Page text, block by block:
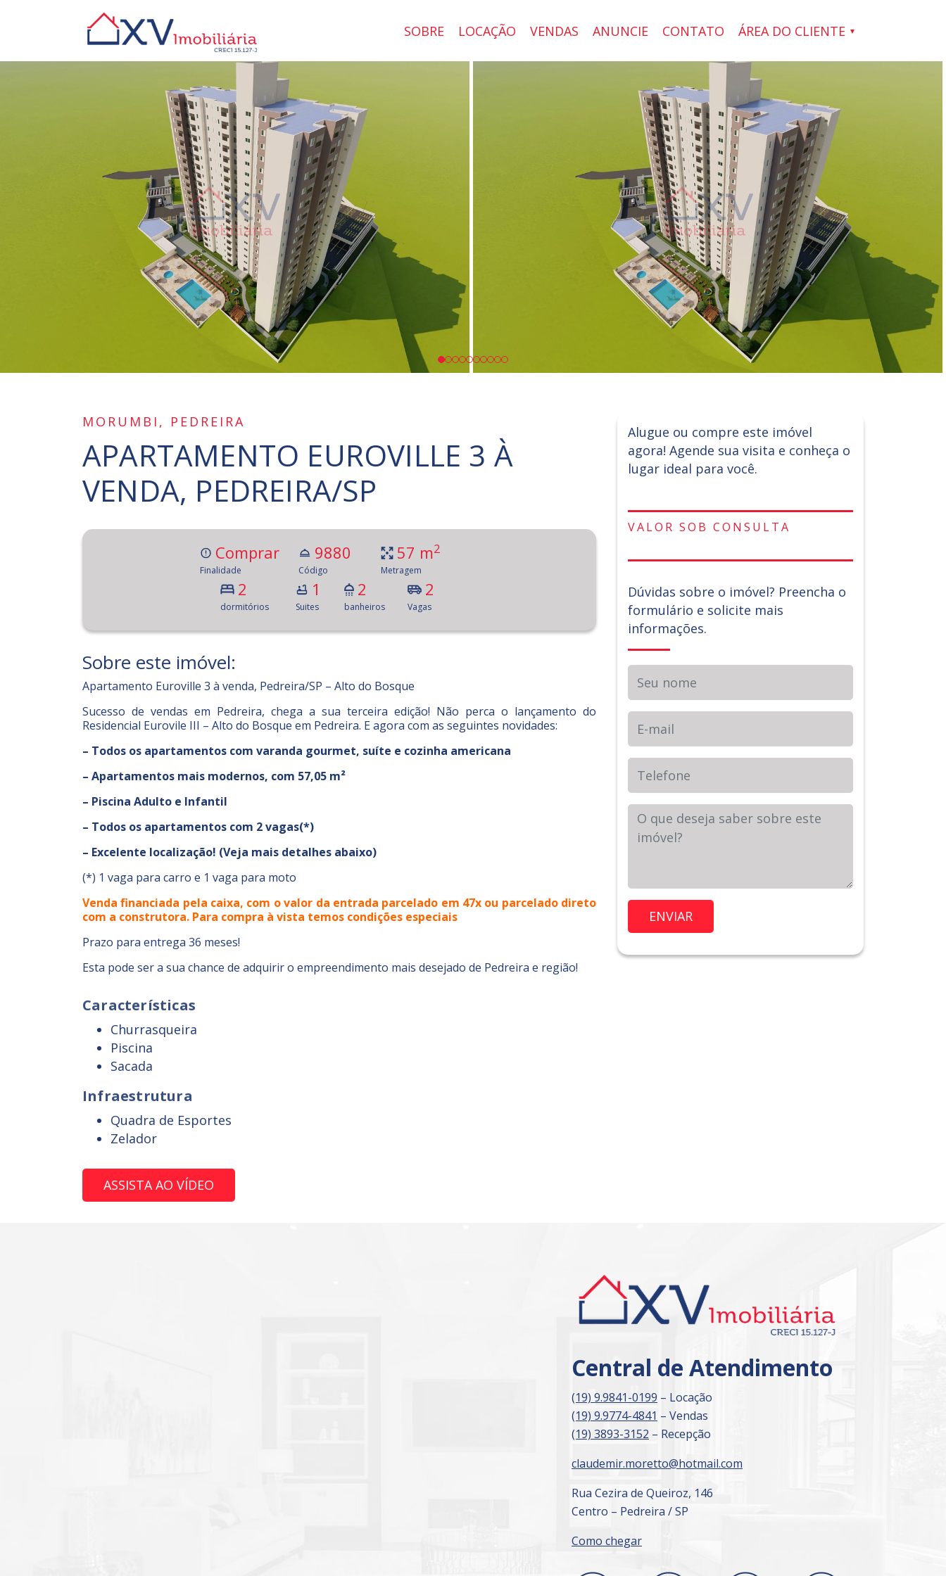
SOBRE LOCAÇÃO VENDAS ANUNCIE CONTATO ÁREA DO CLIENTE
MORUMBI, PEDREIRA
APARTAMENTO EUROVILLE 3 À
VENDA, PEDREIRA/SP
Comprar
Finalidade
9880
Código
57 m2
Metragem
2
dormitórios
1
Suites
2
banheiros
2
Vagas
Sobre este imóvel:
Apartamento Euroville 3 à venda, Pedreira/SP – Alto do Bosque
Sucesso de vendas em Pedreira, chega a sua terceira edição! Não perca o lançamento do
Residencial Eurovile III – Alto do Bosque em Pedreira. E agora com as seguintes novidades:
– Todos os apartamentos com varanda gourmet, suíte e cozinha americana
– Apartamentos mais modernos, com 57,05 m²
– Piscina Adulto e Infantil
– Todos os apartamentos com 2 vagas(*)
– Excelente localização! (Veja mais detalhes abaixo)
(*) 1 vaga para carro e 1 vaga para moto
Venda financiada pela caixa, com o valor da entrada parcelado em 47x ou parcelado direto
com a construtora. Para compra à vista temos condições especiais
Prazo para entrega 36 meses!
Esta pode ser a sua chance de adquirir o empreendimento mais desejado de Pedreira e região!
Características
Churrasqueira
Piscina
Sacada
Infraestrutura
Quadra de Esportes
Zelador
ASSISTA AO VÍDEO
Alugue ou compre este imóvel
agora! Agende sua visita e conheça o
lugar ideal para você.
VALOR SOB CONSULTA
Dúvidas sobre o imóvel? Preencha o
formulário e solicite mais
informações.
Telefone
Sua Mensagem
Imóvel de Interesse
Central de Atendimento
(19) 9.9841-0199 – Locação
(19) 9.9774-4841 – Vendas
(19) 3893-3152 – Recepção
claudemir.moretto@hotmail.com
Rua Cezira de Queiroz, 146
Centro – Pedreira / SP
Como chegar